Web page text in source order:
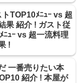
トTOP10ﾒﾆｭｰ vs 超
果 紹介 ! ガスト従
ﾆｭｰ vs 超一流料理
!
一番売りたい本
紹介 ! 本屋が